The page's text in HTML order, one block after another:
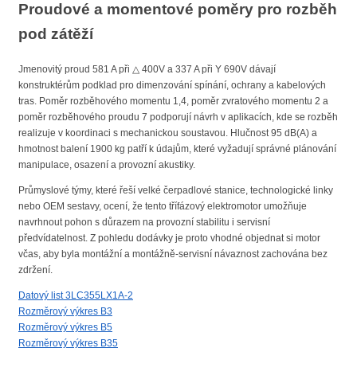
Proudové a momentové poměry pro rozběh
pod zátěží
Jmenovitý proud 581 A při △ 400V a 337 A při Y 690V dávají
konstruktérům podklad pro dimenzování spínání, ochrany a kabelových
tras. Poměr rozběhového momentu 1,4, poměr zvratového momentu 2 a
poměr rozběhového proudu 7 podporují návrh v aplikacích, kde se rozběh
realizuje v koordinaci s mechanickou soustavou. Hlučnost 95 dB(A) a
hmotnost balení 1900 kg patří k údajům, které vyžadují správné plánování
manipulace, osazení a provozní akustiky.
Průmyslové týmy, které řeší velké čerpadlové stanice, technologické linky
nebo OEM sestavy, ocení, že tento třífázový elektromotor umožňuje
navrhnout pohon s důrazem na provozní stabilitu i servisní
předvídatelnost. Z pohledu dodávky je proto vhodné objednat si motor
včas, aby byla montážní a montážně-servisní návaznost zachována bez
zdržení.
Datový list 3LC355LX1A-2
Rozměrový výkres B3
Rozměrový výkres B5
Rozměrový výkres B35